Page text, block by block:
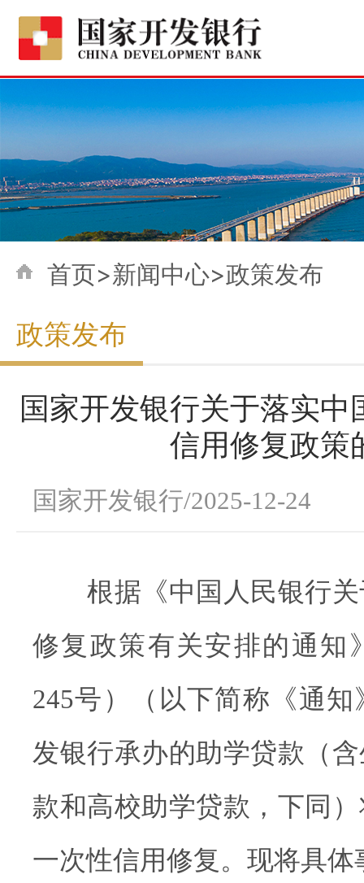
首页>新闻中心>政策发布
政策发布
国家开发银行关于落实
信用修复政策
国家开发银行/2025-12-24
根据《中国人民银行关
修复政策有关安排的通知
245号）（以下简称《通
发银行承办的助学贷款（
款和高校助学贷款，下同
一次性信用修复。现将具